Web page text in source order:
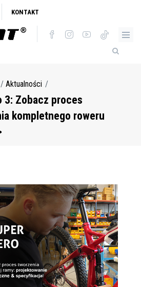
KONTAKT
Aktualności
3: Zobacz proces
kompletnego roweru